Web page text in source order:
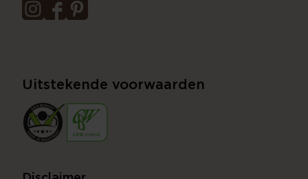
Uitstekende voorwaarden